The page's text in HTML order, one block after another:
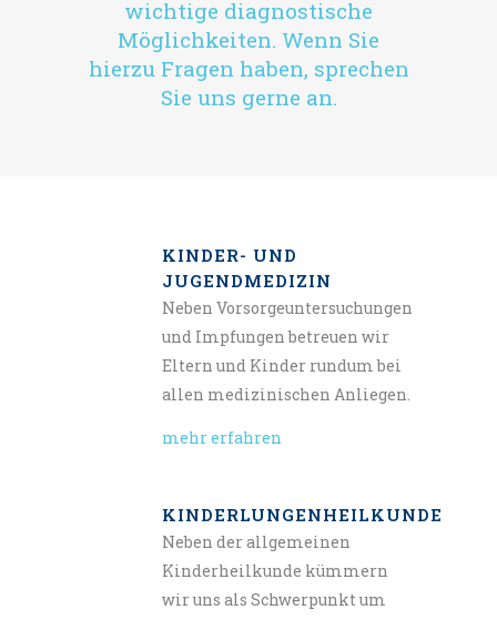
wichtige diagnostische
Möglichkeiten. Wenn Sie
hierzu Fragen haben, sprechen
Sie uns gerne an.
KINDER- UND
JUGENDMEDIZIN
Neben Vorsorgeuntersuchungen
und Impfungen betreuen wir
Eltern und Kinder rundum bei
allen medizinischen Anliegen.
mehr erfahren
KINDERLUNGENHEILKUNDE
Neben der allgemeinen
Kinderheilkunde kümmern
wir uns als Schwerpunkt um